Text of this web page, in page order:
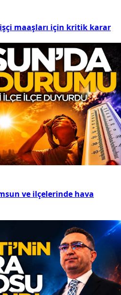
maaşları için kritik karar
ve ilçelerinde hava